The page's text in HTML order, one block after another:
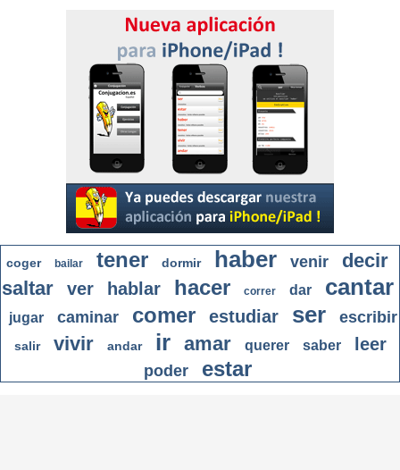
coger bailar tener dormir haber venir
decir
saltar
ver hablar hacer correr dar cantar
jugar caminar comer estudiar ser escribir
salir vivir andar ir amar querer saber leer
poder estar